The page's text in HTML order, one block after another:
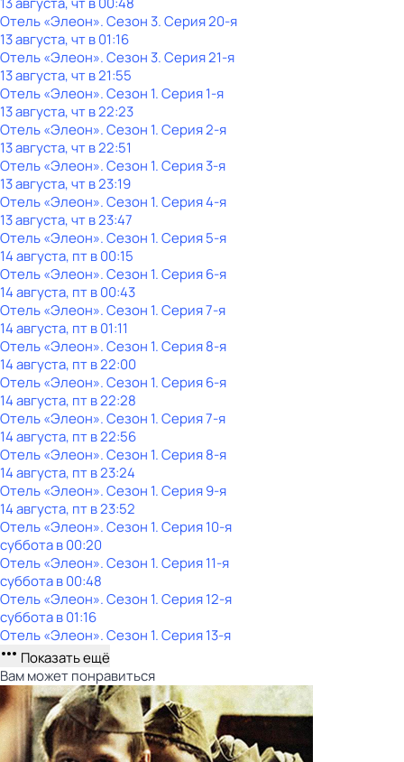
Отель «Элеон». Сезон 3. Серия 20-я
13 августа, чт в 01:16
Отель «Элеон». Сезон 3. Серия 21-я
13 августа, чт в 21:55
Отель «Элеон». Сезон 1. Серия 1-я
13 августа, чт в 22:23
Отель «Элеон». Сезон 1. Серия 2-я
13 августа, чт в 22:51
Отель «Элеон». Сезон 1. Серия 3-я
13 августа, чт в 23:19
Отель «Элеон». Сезон 1. Серия 4-я
13 августа, чт в 23:47
Отель «Элеон». Сезон 1. Серия 5-я
14 августа, пт в 00:15
Отель «Элеон». Сезон 1. Серия 6-я
14 августа, пт в 00:43
Отель «Элеон». Сезон 1. Серия 7-я
14 августа, пт в 01:11
Отель «Элеон». Сезон 1. Серия 8-я
14 августа, пт в 22:00
Отель «Элеон». Сезон 1. Серия 6-я
14 августа, пт в 22:28
Отель «Элеон». Сезон 1. Серия 7-я
14 августа, пт в 22:56
Отель «Элеон». Сезон 1. Серия 8-я
14 августа, пт в 23:24
Отель «Элеон». Сезон 1. Серия 9-я
14 августа, пт в 23:52
Отель «Элеон». Сезон 1. Серия 10-я
субботав00:20
Отель «Элеон». Сезон 1. Серия 11-я
субботав00:48
Отель «Элеон». Сезон 1. Серия 12-я
субботав01:16
Отель «Элеон». Сезон 1. Серия 13-я
Показать ещё
Вам может понравиться